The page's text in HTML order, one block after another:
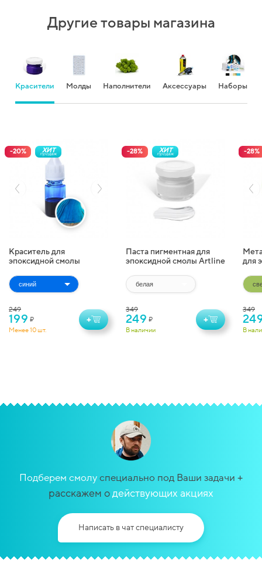
Другие товары магазина
Красители Молды Наполнители Аксессуары Наборы
-20% ХИТ
продаж
Краситель для
эпоксидной смолы
Transparent Colorant (10
мл)
249
199 ₽
Менее 10 шт.
+
-28% ХИТ
продаж
Паста пигментная для
эпоксидной смолы Artline
349
249 ₽
В наличии
+
-28%
для
(10 г)
349
В
Подберем смолуспециально под Ваши задачи +
расскажем одействующих акциях
Написать в чат специалисту